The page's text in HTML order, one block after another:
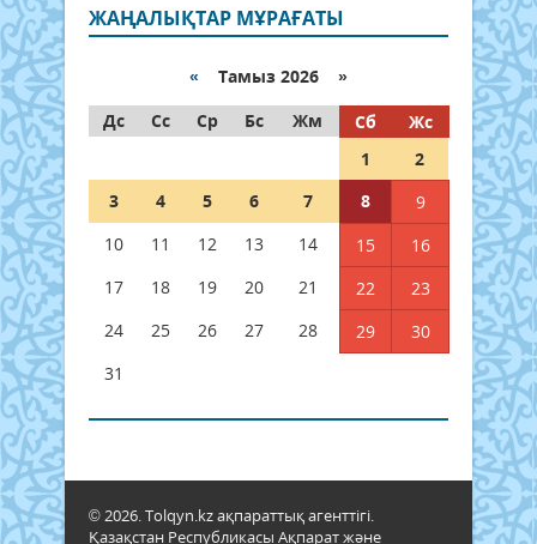
ЖАҢАЛЫҚТАР МҰРАҒАТЫ
« Тамыз 2026 »
Дс
Сс Ср Бс Жм Сб
Жс
1
2
3
4 5 6 7 8
9
10
11 12 13 14 15
16
17
18 19 20 21 22
23
24
25 26 27 28 29
30
31
© 2026. Tolqyn.kz ақпараттық агенттігі.
Қазақстан Республикасы Ақпарат және